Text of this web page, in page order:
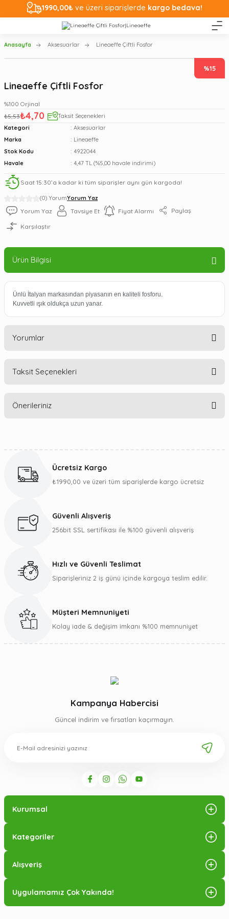
1990,00₺ ve üzeri siparişlerde kargo bedava!
Anasayfa Aksesuarlar Lineaeffe Çiftli Fosfor
%15
(0) YorumYorum Yaz
Lineaeffe Çiftli Fosfor
%100 Orjinal
₺5,53₺4,70
Taksit Seçenekleri
Kategori
Aksesuarlar
Marka
Lineaeffe
Stok Kodu
4922044
Havale
4,47 TL (%5,00 havale indirimi)
Saat 15:30’a kadar ki tüm siparişler aynı gün kargoda!
Yorum Yaz Tavsiye Et Fiyat Alarmı Paylaş
Karşılaştır
Ürün Bilgisi
Ünlü İtalyan markasından piyasanın en kaliteli fosforu.
Kuvvetli ışık oldukça uzun yanar.
Yorumlar
Taksit Seçenekleri
Önerileriniz
Görüş ve önerileriniz için teşekkür ederiz.
Ürün bilgilerinde hatalar bulunuyor.
Gönder
Ücretsiz Kargo
₺1990,00 ve üzeri tüm siparişlerde kargo ücretsiz
Güvenli Alışveriş
256bit SSL sertifikası ile %100 güvenli alışveriş
Hızlı ve Güvenli Teslimat
Siparişleriniz 2 iş günü içinde kargoya teslim edilir.
Müşteri Memnuniyeti
Kolay iade & değişim imkanı %100 memnuniyet
Kampanya Habercisi
Güncel indirim ve fırsatları kaçırmayın.
Kurumsal
Kategoriler
Alışveriş
Uygulamamız Çok Yakında!